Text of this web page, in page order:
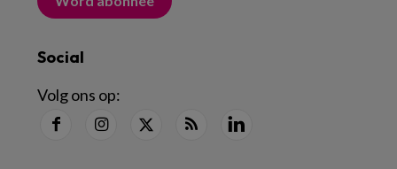
Social
Volg ons op: